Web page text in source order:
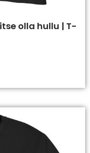
olla hullu | T-